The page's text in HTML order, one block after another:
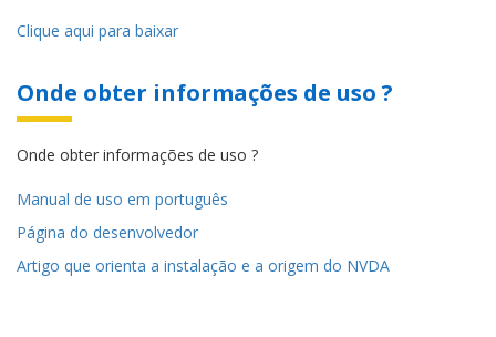
Clique aqui para baixar
Onde obter informações de uso ?
Onde obter informações de uso ?
Manual de uso em português
Página do desenvolvedor
Artigo que orienta a instalação e a origem do NVDA